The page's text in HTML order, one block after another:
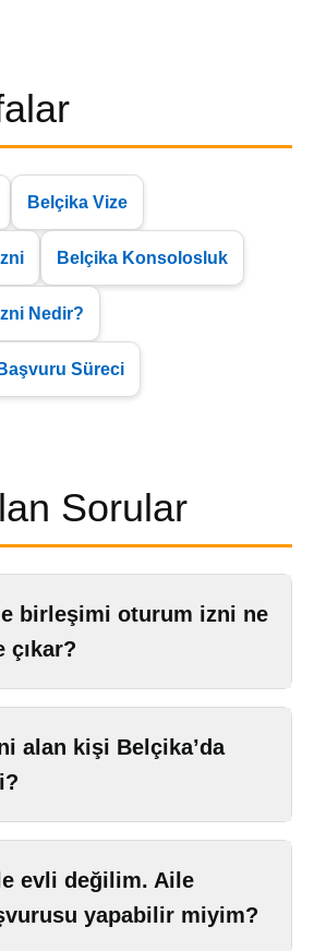
Belçika Vize
Belçika Konsolosluk
Nedir?
Süreci
Sorular
birleşimi oturum izni ne
çıkar?
alan kişi Belçika’da
evli değilim. Aile
yapabilir miyim?